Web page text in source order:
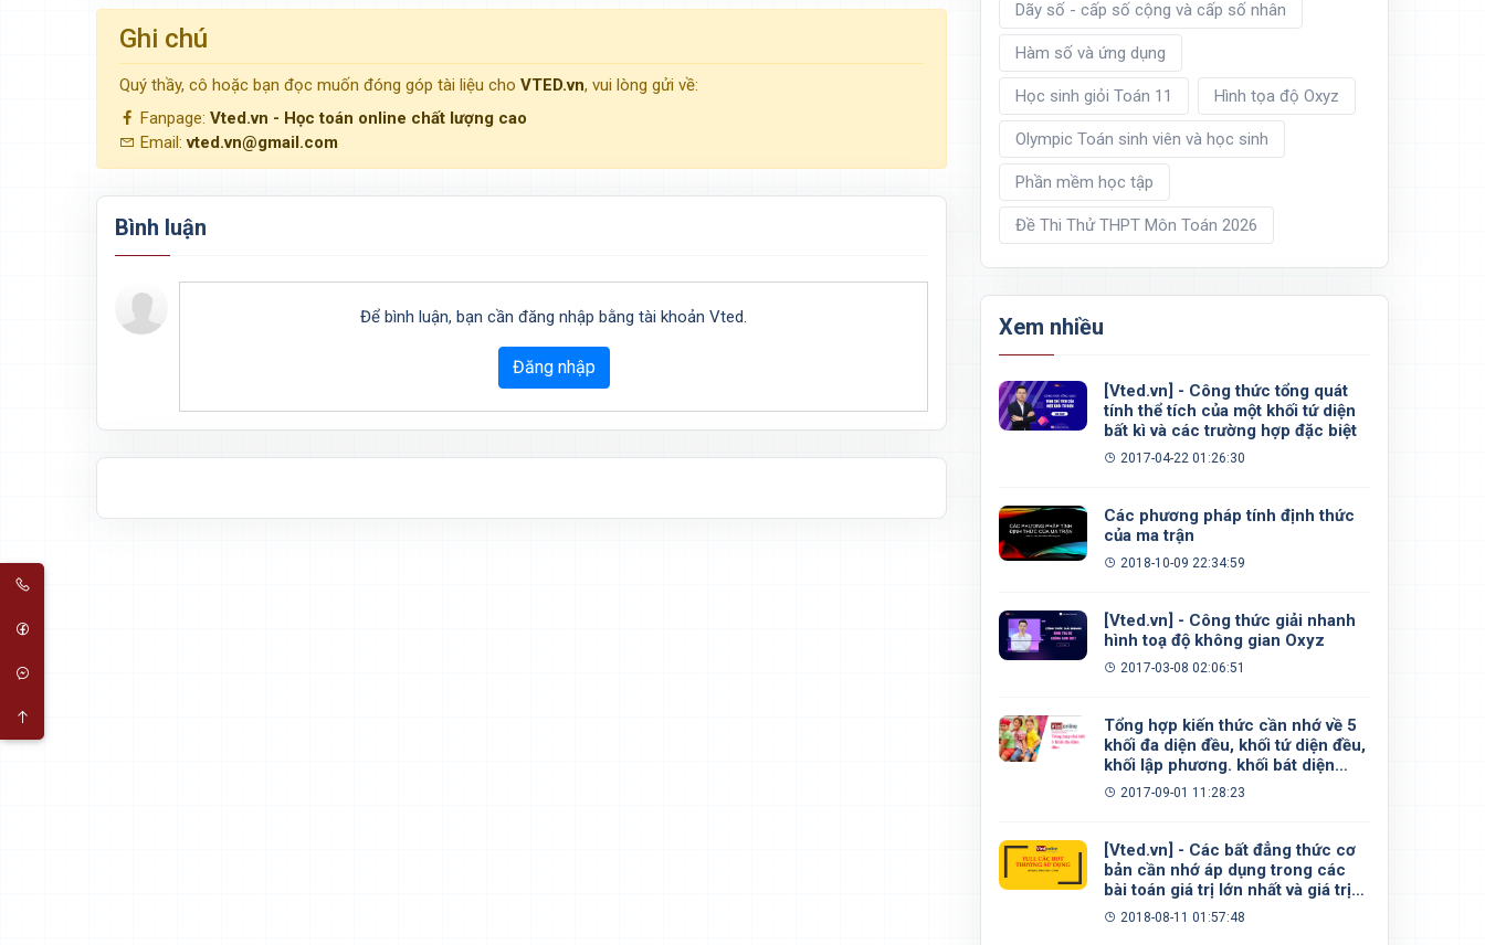
Ghi chú
Quý thầy, cô hoặc bạn đọc muốn đóng góp tài liệu cho VTED.vn, vui lòng gửi về:
Fanpage: Vted.vn - Học toán online chất lượng cao
Email:vted.vn@gmail.com
Bình luận
Để bình luận, bạn cần đăng nhập bằng tài khoản Vted.
Đăng nhập
Dãy số - cấp số cộng và cấp số nhân
Hàm số và ứng dụng
Học sinh giỏi Toán 11 Hình tọa độ Oxyz
Olympic Toán sinh viên và học sinh
Phần mềm học tập
Đề Thi Thử THPT Môn Toán 2026
Xem nhiều
[Vted.vn] - Công thức tổng quát
tính thể tích của một khối tứ diện
bất kì và các trường hợp đặc biệt
2017-04-22 01:26:30
Các phương pháp tính định thức
của ma trận
2018-10-09 22:34:59
[Vted.vn] - Công thức giải nhanh
hình toạ độ không gian Oxyz
2017-03-08 02:06:51
Tổng hợp kiến thức cần nhớ về 5
khối đa diện đều, khối tứ diện đều,
khối lập phương. khối bát diện
đều, khối 12 mặt đều, khối 20 mặt
2017-09-01 11:28:23
[Vted.vn] - Các bất đẳng thức cơ
bản cần nhớ áp dụng trong các
bài toán giá trị lớn nhất và giá trị
nhỏ nhất
2018-08-11 01:57:48